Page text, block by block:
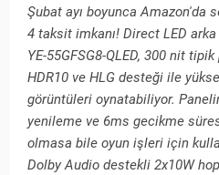
Şubat ayı boyunca Amazon'da
4 taksit imkanı! Direct LED
YE-55GFSG8-QLED, 300 nit
HDR10 ve HLG desteği ile
görüntüleri oynatabiliyor.
yenileme ve 6ms gecikme
olmasa bile oyun işleri için
Dolby Audio destekli 2x10W